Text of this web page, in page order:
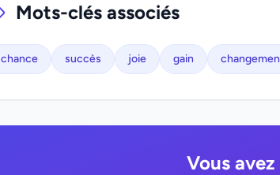
Mots-clés associés
chance succès joie gain
Vous